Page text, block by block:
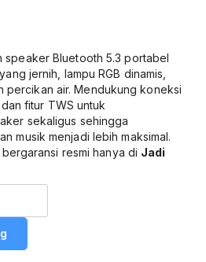
speaker Bluetooth 5.3 portabel
jernih, lampu RGB dinamis,
percikan air. Mendukung koneksi
fitur TWS untuk
sekaligus sehingga
musik menjadi lebih maksimal.
resmi hanya di Jadi